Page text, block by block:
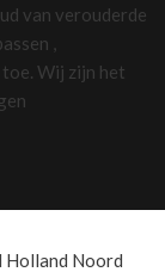
van verouderde
,
Wij zijn het
Holland Noord